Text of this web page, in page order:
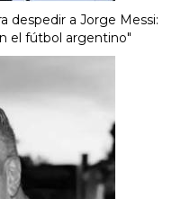
despedir a Jorge Messi:
el fútbol argentino"